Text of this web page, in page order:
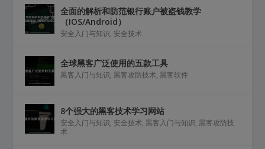
全面的解析和防范银行账户被盗钱教学
（IOS/Android）
安全入门与知识, 安全技术
全球黑客广泛使用的五款工具
黑客入门与知识, 黑客攻防技术, 黑客软件
8个强大的黑客技术学习网站
安全入门与知识, 安全技术, 黑客入门与知识, 黑客攻防技
术